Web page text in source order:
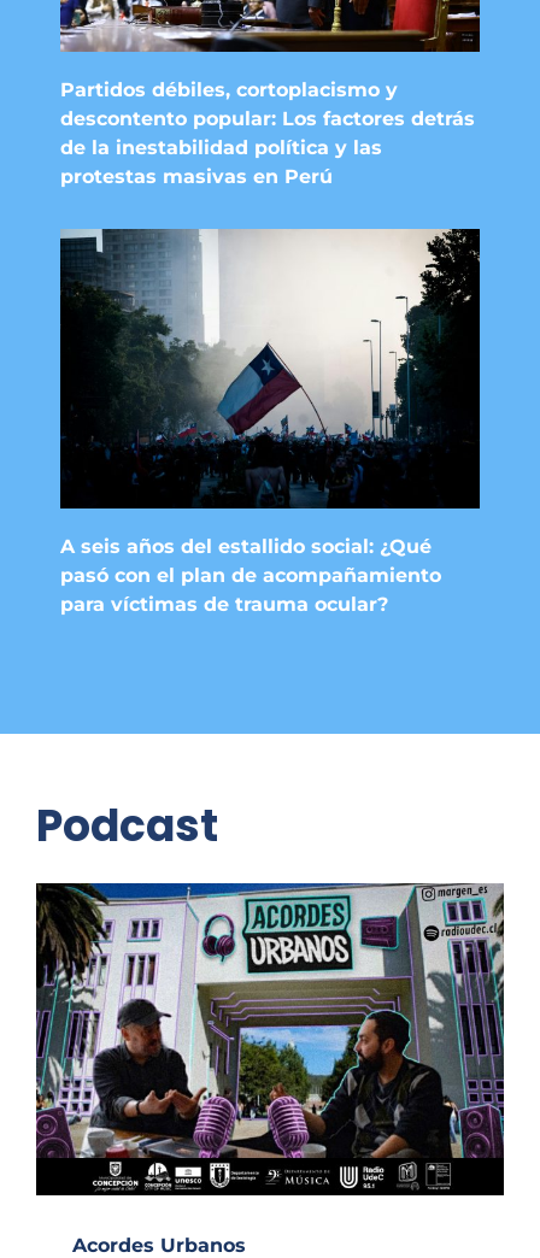
Partidos débiles, cortoplacismo y
descontento popular: Los factores detrás
de la inestabilidad política y las
protestas masivas en Perú
A seis años del estallido social: ¿Qué
pasó con el plan de acompañamiento
para víctimas de trauma ocular?
Podcast
Acordes Urbanos